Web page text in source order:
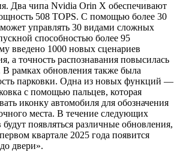
Два чипа Nvidia Orin X обеспечивают
508 TOPS. С помощью более 30
управлять 30 видами сложных
способностью более 95
введено 1000 новых сценариев
а точность распознавания повысилась
В рамках обновления также была
парковки. Одна из новых функций —
с помощью пальцев, которая
иконку автомобиля для обозначения
места. В течение следующих
появляться различные обновления,
квартале 2025 года появится
двери».